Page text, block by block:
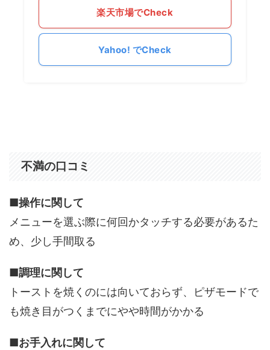
楽天市場でCheck
Yahoo! でCheck
不満の口コミ
■操作に関して
メニューを選ぶ際に何回かタッチする必要があるた
め、少し手間取る
■調理に関して
トーストを焼くのには向いておらず、ピザモードで
も焼き目がつくまでにやや時間がかかる
■お手入れに関して